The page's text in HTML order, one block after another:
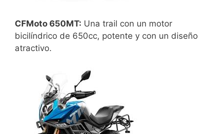
CFMoto 650MT: Una trail con un motor
bicilíndrico de 650cc, potente y con un diseño
atractivo.